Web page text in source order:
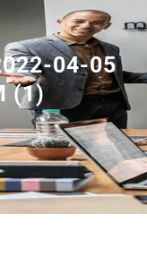
04-05
(1)